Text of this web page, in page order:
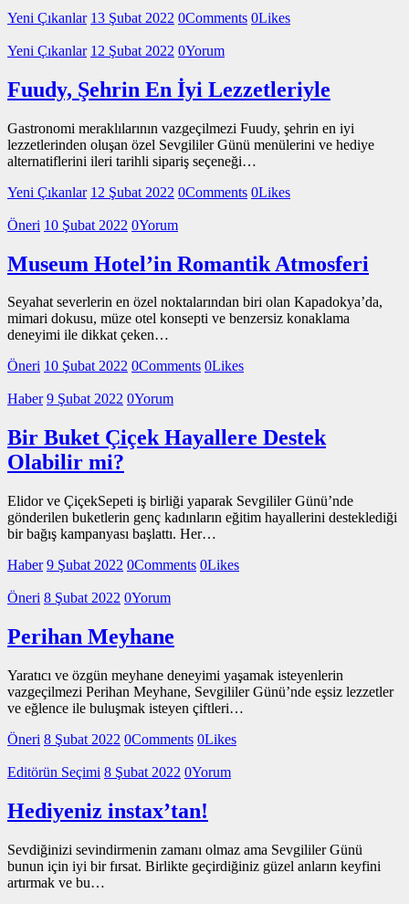
Yeni Çıkanlar 13 Şubat 2022 0Comments 0Likes
Yeni Çıkanlar 12 Şubat 2022 0Yorum
Fuudy, Şehrin En İyi Lezzetleriyle
Gastronomi meraklılarının vazgeçilmezi Fuudy, şehrin en iyi
lezzetlerinden oluşan özel Sevgililer Günü menülerini ve hediye
alternatiflerini ileri tarihli sipariş seçeneği…
Yeni Çıkanlar 12 Şubat 2022 0Comments 0Likes
Öneri 10 Şubat 2022 0Yorum
Museum Hotel’in Romantik Atmosferi
Seyahat severlerin en özel noktalarından biri olan Kapadokya’da,
mimari dokusu, müze otel konsepti ve benzersiz konaklama
deneyimi ile dikkat çeken…
Öneri 10 Şubat 2022 0Comments 0Likes
Haber 9 Şubat 2022 0Yorum
Bir Buket Çiçek Hayallere Destek
Olabilir mi?
Elidor ve ÇiçekSepeti iş birliği yaparak Sevgililer Günü’nde
gönderilen buketlerin genç kadınların eğitim hayallerini desteklediği
bir bağış kampanyası başlattı. Her…
Haber 9 Şubat 2022 0Comments 0Likes
Öneri 8 Şubat 2022 0Yorum
Perihan Meyhane
Yaratıcı ve özgün meyhane deneyimi yaşamak isteyenlerin
vazgeçilmezi Perihan Meyhane, Sevgililer Günü’nde eşsiz lezzetler
ve eğlence ile buluşmak isteyen çiftleri…
Öneri 8 Şubat 2022 0Comments 0Likes
Editörün Seçimi 8 Şubat 2022 0Yorum
Hediyeniz instax’tan!
Sevdiğinizi sevindirmenin zamanı olmaz ama Sevgililer Günü
bunun için iyi bir fırsat. Birlikte geçirdiğiniz güzel anların keyfini
artırmak ve bu…